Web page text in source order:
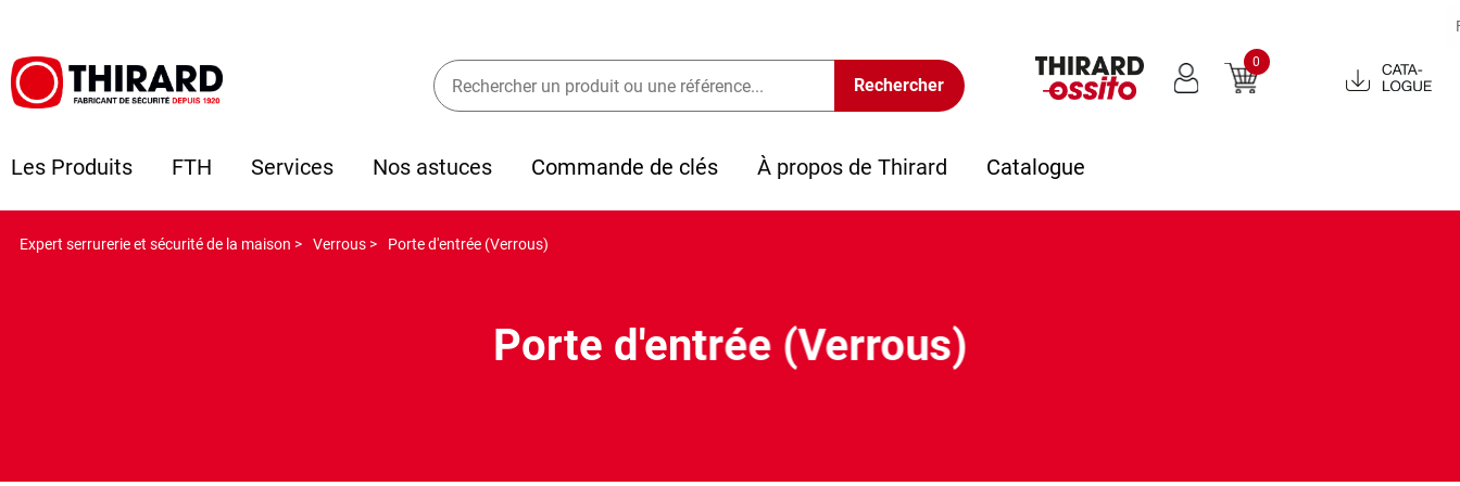
0
Catalogue
2022
Les Produits FTH Services Nos astuces Commande de clés À propos de Thirard Catalogue
Expert serrurerie et sécurité de la maison > Verrous > Porte d'entrée (Verrous)
Porte d'entrée (Verrous)